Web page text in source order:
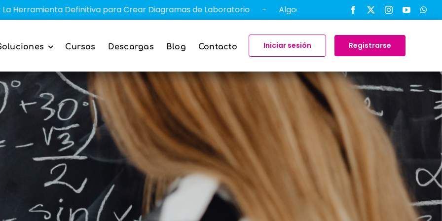
Definitiva para Crear Diagramas de Laboratorio - Algodoo: Explora la Física de Manera Divertida e
Cursos Descargas Blog Contacto Iniciar sesión Registrarse